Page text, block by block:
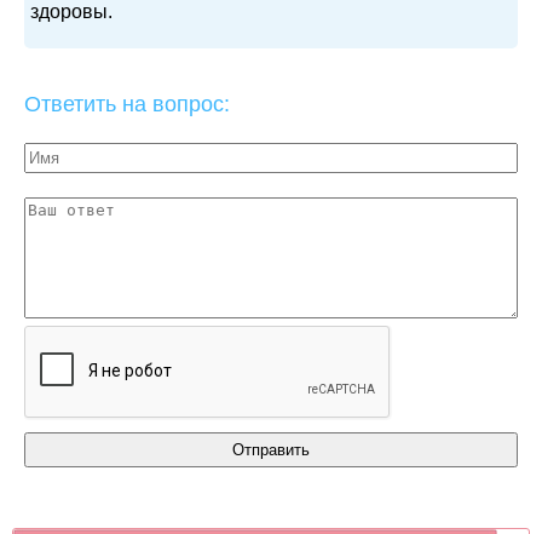
здоровы.
Ответить на вопрос: